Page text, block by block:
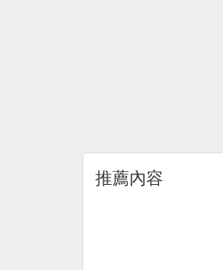
推薦內容